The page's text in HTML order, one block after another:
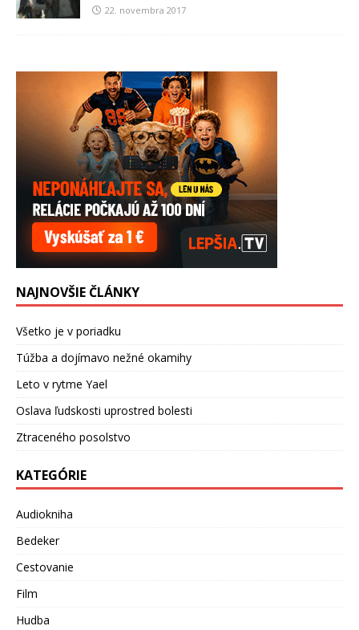
22. novembra 2017
NAJNOVŠIE ČLÁNKY
Všetko je v poriadku
Túžba a dojímavo nežné okamihy
Leto v rytme Yael
Oslava ľudskosti uprostred bolesti
Ztraceného posolstvo
KATEGÓRIE
Audiokniha
Bedeker
Cestovanie
Film
Hudba